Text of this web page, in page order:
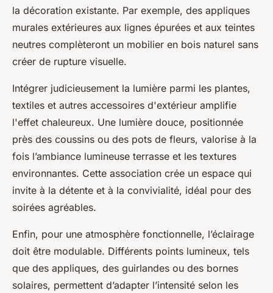
la décoration existante. Par exemple, des appliques
murales extérieures aux lignes épurées et aux teintes
neutres complèteront un mobilier en bois naturel sans
créer de rupture visuelle.
Intégrer judicieusement la lumière parmi les plantes,
textiles et autres accessoires d'extérieur amplifie
l'effet chaleureux. Une lumière douce, positionnée
près des coussins ou des pots de fleurs, valorise à la
fois l’ambiance lumineuse terrasse et les textures
environnantes. Cette association crée un espace qui
invite à la détente et à la convivialité, idéal pour des
soirées agréables.
Enfin, pour une atmosphère fonctionnelle, l’éclairage
doit être modulable. Différents points lumineux, tels
que des appliques, des guirlandes ou des bornes
solaires, permettent d’adapter l’intensité selon les